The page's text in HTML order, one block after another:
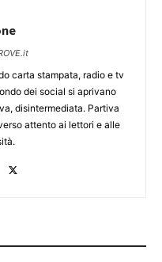
carta stampata, radio e tv
dei social si aprivano
disintermediata. Partiva
attento ai lettori e alle